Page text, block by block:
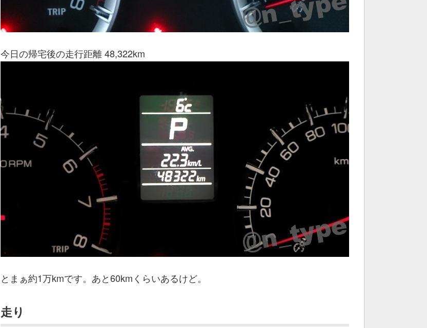
今日の帰宅後の走行距離 48,322km
とまぁ約1万kmです。あと60kmくらいあるけど。
走り